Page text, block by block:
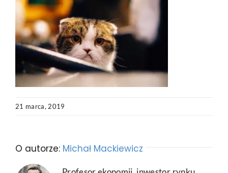
21 marca, 2019
O autorze: Michał Mackiewicz